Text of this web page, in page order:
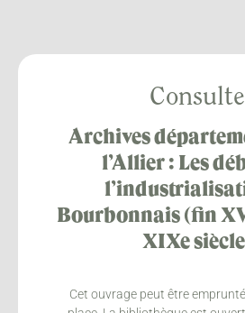
Archives
l’Allier : Les
Bourbonnais (fin
XIXe
Cet ouvrage peut être